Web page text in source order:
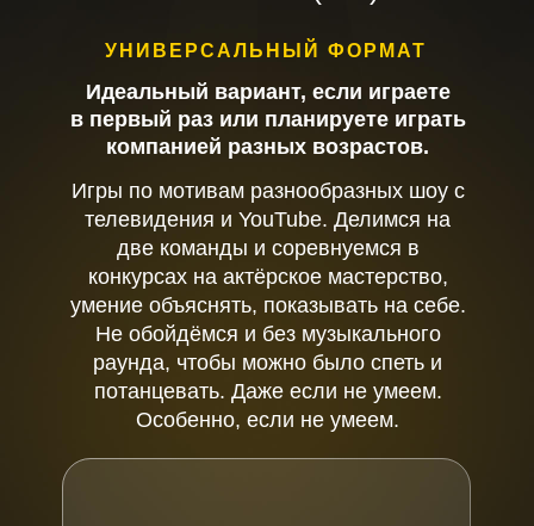
УНИВЕРСАЛЬНЫЙ ФОРМАТ
Игры по мотивам разнообразных шоу с
телевидения и YouTube. Делимся на
две команды и соревнуемся в
конкурсах на актёрское мастерство,
умение объяснять, показывать на себе.
Не обойдёмся и без музыкального
раунда, чтобы можно было спеть и
потанцевать. Даже если не умеем.
Особенно, если не умеем.
Идеальный вариант, если играете
в первый раз или планируете играть
компанией разных возрастов.